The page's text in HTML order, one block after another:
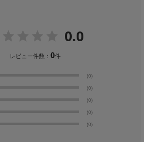
0.0
レビュー件数：0件
(0)
(0)
(0)
(0)
(0)